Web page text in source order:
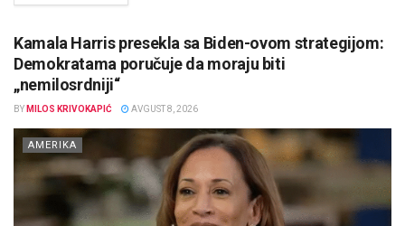
Kamala Harris presekla sa Biden-ovom strategijom:
Demokratama poručuje da moraju biti
„nemilosrdniji“
BY MILOS KRIVOKAPIĆ AVGUST 8, 2026
AMERIKA